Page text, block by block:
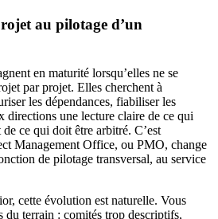
au pilotage d’un
en maturité lorsqu’elles ne se
par projet. Elles cherchent à
les dépendances, fiabiliser les
directions une lecture claire de ce qui
ce qui doit être arbitré. C’est
Management Office, ou PMO, change
de pilotage transversal, au service
cette évolution est naturelle. Vous
du terrain : comités trop descriptifs,